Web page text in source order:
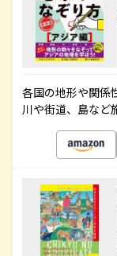
各国の地形や関係
川や街道、島など